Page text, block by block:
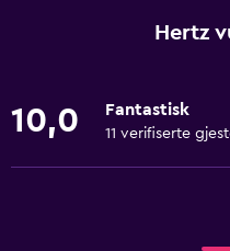
Hertz
10,0 Fantastisk
11 verifiserte